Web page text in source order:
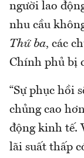
người lao
nhu cầu
Thứ ba, các
Chính phủ bị
“Sự phục hồi
chủng cao
động kinh tế.
lãi suất thấp